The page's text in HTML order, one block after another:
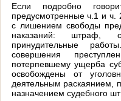
Если подробно
предусмотренные ч.1 и
с лишением свободы
наказаний: штраф,
принудительные
совершения
потерпевшему ущерба
освобождены от
деятельным раскаянием,
назначением судебного